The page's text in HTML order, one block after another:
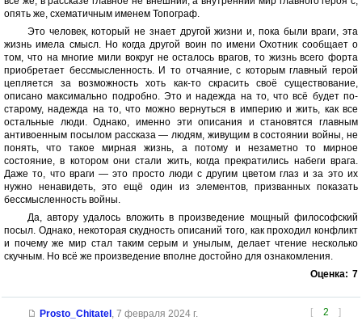
опять же, схематичным именем Топограф.
Это человек, который не знает другой жизни и, пока были враги, эта
жизнь имела смысл. Но когда другой воин по имени Охотник сообщает о
том, что на многие мили вокруг не осталось врагов, то жизнь всего форта
приобретает бессмысленность. И то отчаяние, с которым главный герой
цепляется за возможность хоть как-то скрасить своё существование,
описано максимально подробно. Это и надежда на то, что всë будет по-
старому, надежда на то, что можно вернуться в империю и жить, как все
остальные люди. Однако, именно эти описания и становятся главным
антивоенным посылом рассказа — людям, живущим в состоянии войны, не
понять, что такое мирная жизнь, а потому и незаметно то мирное
состояние, в котором они стали жить, когда прекратились набеги врага.
Даже то, что враги — это просто люди с другим цветом глаз и за это их
нужно ненавидеть, это ещё один из элементов, призванных показать
бессмысленность войны.
Да, автору удалось вложить в произведение мощный философский
посыл. Однако, некоторая скудность описаний того, как проходил конфликт
и почему же мир стал таким серым и унылым, делает чтение несколько
скучным. Но всё же произведение вполне достойно для ознакомления.
Оценка: 7
[ 2 ]
Prosto_Chitatel , 7 февраля 2024 г.